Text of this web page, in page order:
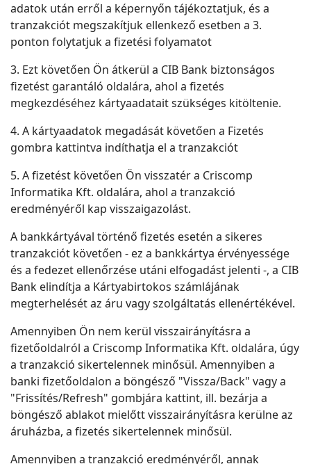
adatok után erről a képernyőn tájékoztatjuk, és a
tranzakciót megszakítjuk ellenkező esetben a 3.
ponton folytatjuk a fizetési folyamatot
3. Ezt követően Ön átkerül a CIB Bank biztonságos
fizetést garantáló oldalára, ahol a fizetés
megkezdéséhez kártyaadatait szükséges kitöltenie.
4. A kártyaadatok megadását követően a Fizetés
gombra kattintva indíthatja el a tranzakciót
5. A fizetést követően Ön visszatér a Criscomp
Informatika Kft. oldalára, ahol a tranzakció
eredményéről kap visszaigazolást.
A bankkártyával történő fizetés esetén a sikeres
tranzakciót követően - ez a bankkártya érvényessége
és a fedezet ellenőrzése utáni elfogadást jelenti -, a CIB
Bank elindítja a Kártyabirtokos számlájának
megterhelését az áru vagy szolgáltatás ellenértékével.
Amennyiben Ön nem kerül visszairányításra a
fizetőoldalról a Criscomp Informatika Kft. oldalára, úgy
a tranzakció sikertelennek minősül. Amennyiben a
banki fizetőoldalon a böngésző "Vissza/Back" vagy a
"Frissítés/Refresh" gombjára kattint, ill. bezárja a
böngésző ablakot mielőtt visszairányításra kerülne az
áruházba, a fizetés sikertelennek minősül.
Amennyiben a tranzakció eredményéről, annak